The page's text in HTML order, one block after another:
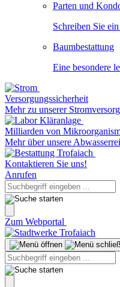
Parten und
Schreiben Sie
Baumbestattung
Eine besondere
Versorgungssicherheit
Mehr zu unserer
Milliarden von
Mehr über unsere
Kontaktieren Sie uns!
Anrufen
Zum Webportal